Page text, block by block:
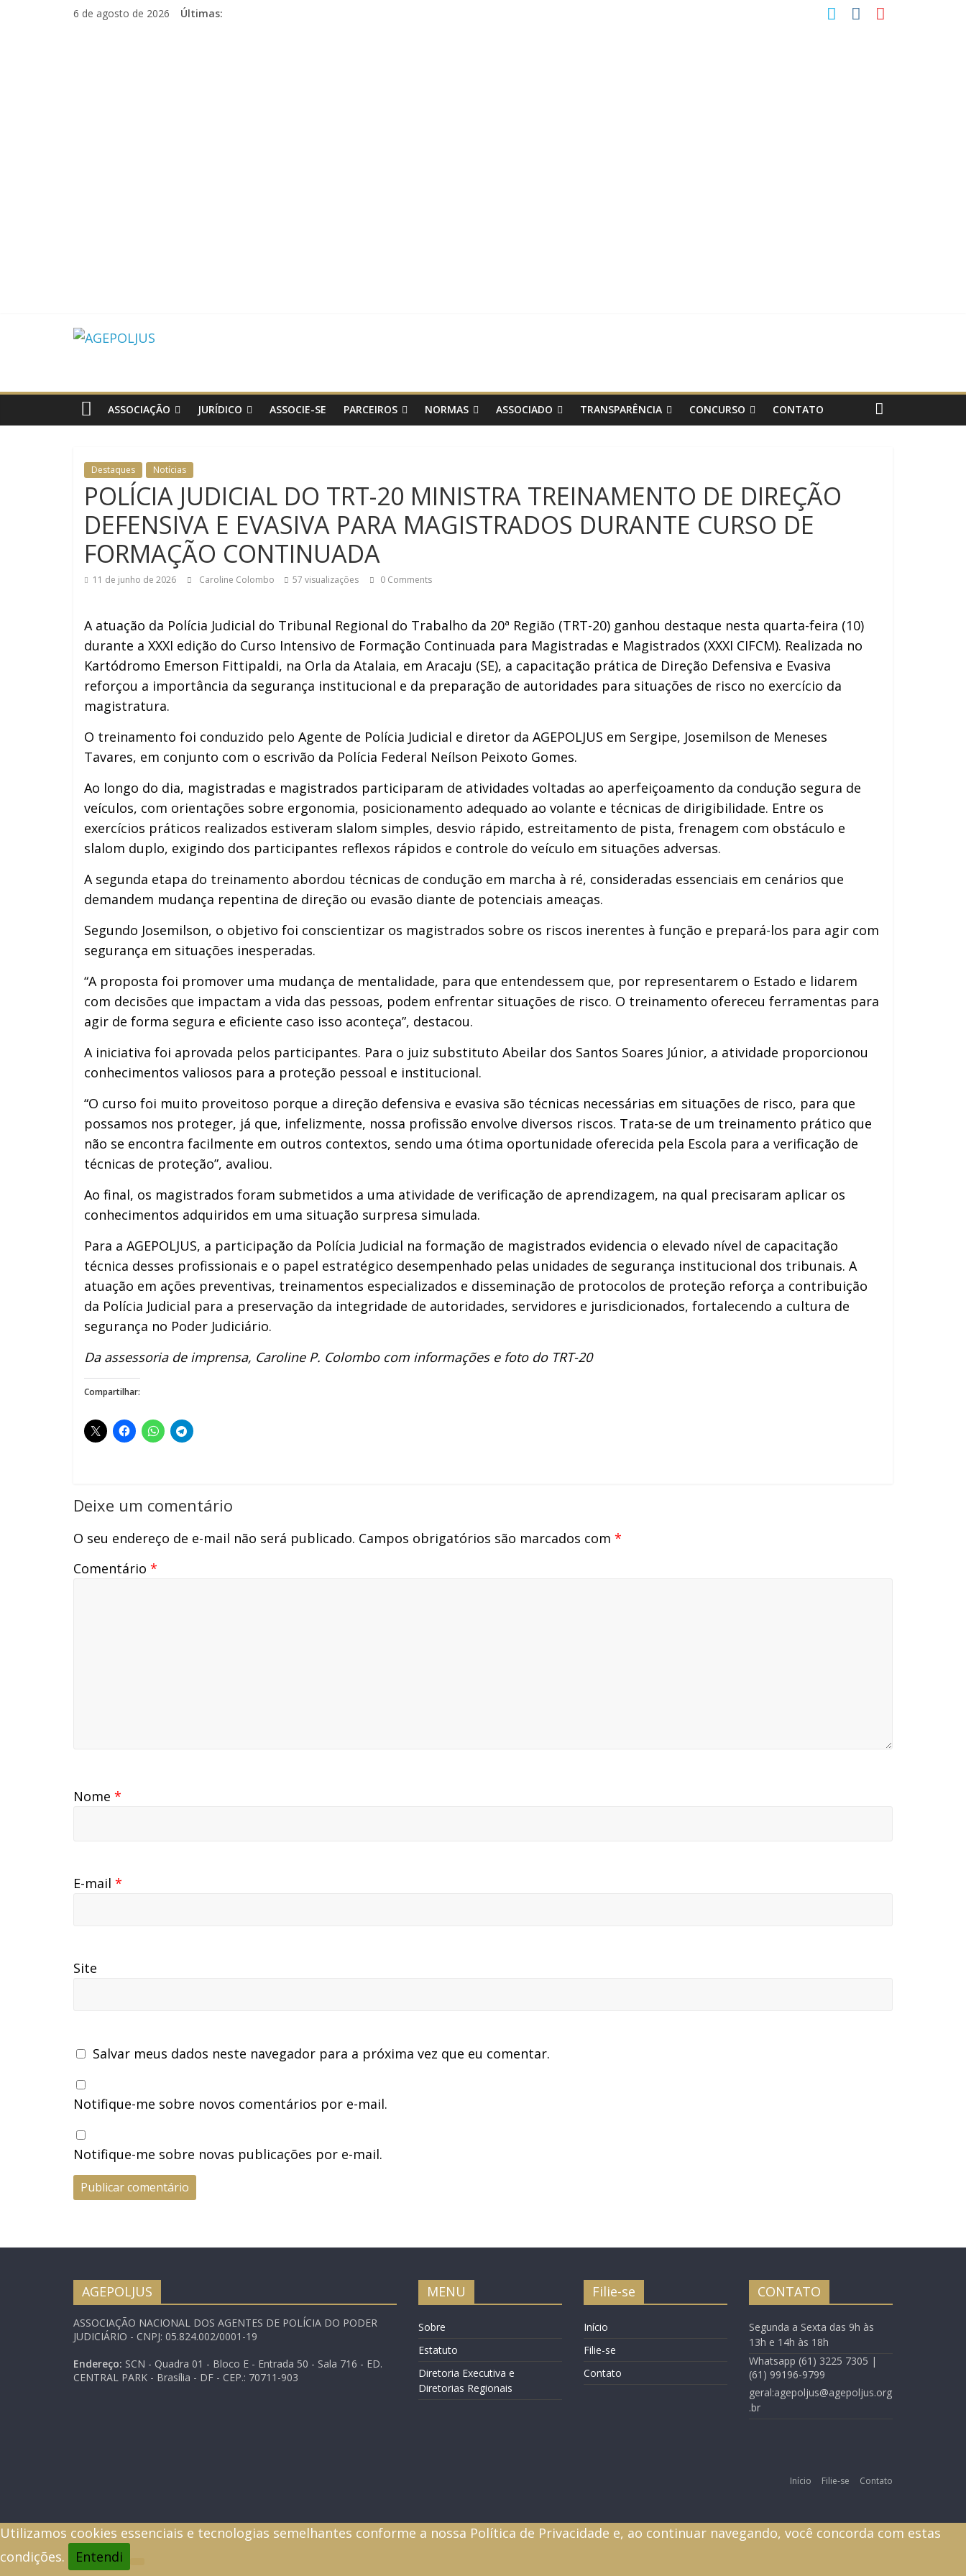
6 de agosto de 2026 Últimas:
AGEPOLJUS
Nacional
Agentes
Judiciária
ASSOCIAÇÃO JURÍDICO ASSOCIE-SE PARCEIROS NORMAS ASSOCIADO TRANSPARÊNCIA CONCURSO CONTATO
Destaques Notícias
POLÍCIA JUDICIAL DO TRT-20 MINISTRA TREINAMENTO DE DIREÇÃO
DEFENSIVA E EVASIVA PARA MAGISTRADOS DURANTE CURSO DE
FORMAÇÃO CONTINUADA
11 de junho de 2026 Caroline Colombo 57 visualizações 0 Comments
A atuação da Polícia Judicial do Tribunal Regional do Trabalho da 20ª Região (TRT-20) ganhou destaque nesta quarta-feira (10)
durante a XXXI edição do Curso Intensivo de Formação Continuada para Magistradas e Magistrados (XXXI CIFCM). Realizada no
Kartódromo Emerson Fittipaldi, na Orla da Atalaia, em Aracaju (SE), a capacitação prática de Direção Defensiva e Evasiva
reforçou a importância da segurança institucional e da preparação de autoridades para situações de risco no exercício da
magistratura.
O treinamento foi conduzido pelo Agente de Polícia Judicial e diretor da AGEPOLJUS em Sergipe, Josemilson de Meneses
Tavares, em conjunto com o escrivão da Polícia Federal Neílson Peixoto Gomes.
Ao longo do dia, magistradas e magistrados participaram de atividades voltadas ao aperfeiçoamento da condução segura de
veículos, com orientações sobre ergonomia, posicionamento adequado ao volante e técnicas de dirigibilidade. Entre os
exercícios práticos realizados estiveram slalom simples, desvio rápido, estreitamento de pista, frenagem com obstáculo e
slalom duplo, exigindo dos participantes reflexos rápidos e controle do veículo em situações adversas.
A segunda etapa do treinamento abordou técnicas de condução em marcha à ré, consideradas essenciais em cenários que
demandem mudança repentina de direção ou evasão diante de potenciais ameaças.
Segundo Josemilson, o objetivo foi conscientizar os magistrados sobre os riscos inerentes à função e prepará-los para agir com
segurança em situações inesperadas.
“A proposta foi promover uma mudança de mentalidade, para que entendessem que, por representarem o Estado e lidarem
com decisões que impactam a vida das pessoas, podem enfrentar situações de risco. O treinamento ofereceu ferramentas para
agir de forma segura e eficiente caso isso aconteça”, destacou.
A iniciativa foi aprovada pelos participantes. Para o juiz substituto Abeilar dos Santos Soares Júnior, a atividade proporcionou
conhecimentos valiosos para a proteção pessoal e institucional.
“O curso foi muito proveitoso porque a direção defensiva e evasiva são técnicas necessárias em situações de risco, para que
possamos nos proteger, já que, infelizmente, nossa profissão envolve diversos riscos. Trata-se de um treinamento prático que
não se encontra facilmente em outros contextos, sendo uma ótima oportunidade oferecida pela Escola para a verificação de
técnicas de proteção”, avaliou.
Ao final, os magistrados foram submetidos a uma atividade de verificação de aprendizagem, na qual precisaram aplicar os
conhecimentos adquiridos em uma situação surpresa simulada.
Para a AGEPOLJUS, a participação da Polícia Judicial na formação de magistrados evidencia o elevado nível de capacitação
técnica desses profissionais e o papel estratégico desempenhado pelas unidades de segurança institucional dos tribunais. A
atuação em ações preventivas, treinamentos especializados e disseminação de protocolos de proteção reforça a contribuição
da Polícia Judicial para a preservação da integridade de autoridades, servidores e jurisdicionados, fortalecendo a cultura de
segurança no Poder Judiciário.
Da assessoria de imprensa, Caroline P. Colombo com informações e foto do TRT-20
Compartilhar:
Deixe um comentário
O seu endereço de e-mail não será publicado. Campos obrigatórios são marcados com *
Comentário *
Nome *
E-mail *
Site
Salvar meus dados neste navegador para a próxima vez que eu comentar.
Notifique-me sobre novos comentários por e-mail.
Notifique-me sobre novas publicações por e-mail.
AGEPOLJUS
ASSOCIAÇÃO NACIONAL DOS AGENTES DE POLÍCIA DO PODER
JUDICIÁRIO - CNPJ: 05.824.002/0001-19
Endereço: SCN - Quadra 01 - Bloco E - Entrada 50 - Sala 716 - ED.
CENTRAL PARK - Brasília - DF - CEP.: 70711-903
MENU
Sobre
Estatuto
Diretoria Executiva e
Diretorias Regionais
Filie-se
Início
Filie-se
Contato
CONTATO
Segunda a Sexta das 9h às
13h e 14h às 18h
Whatsapp (61) 3225 7305 |
(61) 99196-9799
geral:agepoljus@agepoljus.org
.br
Início Filie-se Contato
Utilizamos cookies essenciais e tecnologias semelhantes conforme a nossa Política de Privacidade e, ao continuar navegando, você concorda com estas
condições.
Entendi